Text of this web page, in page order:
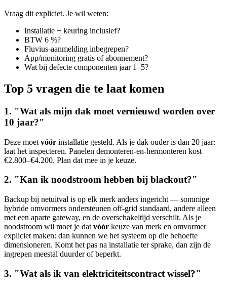
Vraag dit expliciet. Je wil weten:
Installatie + keuring inclusief?
BTW 6 %?
Fluvius-aanmelding inbegrepen?
App/monitoring gratis of abonnement?
Wat bij defecte componenten jaar 1–5?
Top 5 vragen die te laat komen
1. "Wat als mijn dak moet vernieuwd worden over
10 jaar?"
Deze moet vóór installatie gesteld. Als je dak ouder is dan 20 jaar:
laat het inspecteren. Panelen demonteren-en-hermonteren kost
€2.800–€4.200. Plan dat mee in je keuze.
2. "Kan ik noodstroom hebben bij blackout?"
Backup bij netuitval is op elk merk anders ingericht — sommige
hybride omvormers ondersteunen off-grid standaard, andere alleen
met een aparte gateway, en de overschakeltijd verschilt. Als je
noodstroom wil moet je dat vóór keuze van merk en omvormer
expliciet maken: dan kunnen we het systeem op die behoefte
dimensioneren. Komt het pas na installatie ter sprake, dan zijn de
ingrepen meestal duurder of beperkt.
3. "Wat als ik van elektriciteitscontract wissel?"